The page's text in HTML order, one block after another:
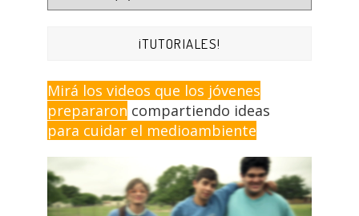
¡TUTORIALES!
Mirá los videos que los jóvenes
prepararon compartiendo ideas
para cuidar el medioambiente